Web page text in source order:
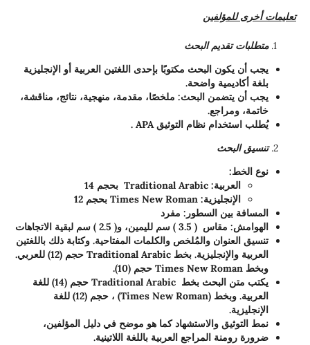
تعليمات أخرى للمؤلفين
متطلبات تقديم البحث
يجب أن يكون البحث مكتوبًا بإحدى اللغتين العربية أو الإنجليزية
بلغة أكاديمية واضحة.
يجب أن يتضمن البحث: ملخصًا، مقدمة، منهجية، نتائج، مناقشة،
خاتمة، ومراجع.
يُطلب استخدام نظام التوثيق APA .
تنسيق البحث
نوع الخط:
العربية: Traditional Arabic بحجم 14
الإنجليزية: Times New Roman بحجم 12
المسافة بين السطور: مفرد
الهوامش: مقاس ( 3.5 ) سم لليمين، و( 2.5 ) سم لبقية الاتجاهات
تنسيق العنوان والمُلخص والكلمات المفتاحية. وكتابة ذلك باللغتين
العربية والإنجليزية. بخط Traditional Arabic حجم (12) للعربي.
وبخط Times New Roman حجم (10).
يكتب متن البحث بخط Traditional Arabic حجم (14) للغة
العربية. وبخط (Times New Roman) ، حجم (12) للغة
الإنجليزية.
نمط التوثيق والاستشهاد كما هو موضح في دليل المؤلفين،
ضرورة رومنة المراجع العربية باللغة اللاتينية.